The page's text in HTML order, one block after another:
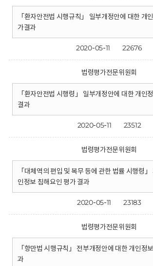
「환자안전법 시행규칙」 일부개정안에 대한 개
가결과
2020-05-11 22676
법령평가전문위원회
「환자안전법 시행령」 일부개정안에 대한 개인
결과
2020-05-11 23512
법령평가전문위원회
「대체역의 편입 및 복무 등에 관한 법률 시행령
인정보 침해요인 평가 결과
2020-05-11 23183
법령평가전문위원회
「항만법 시행규칙」 전부개정안에 대한 개인정
과